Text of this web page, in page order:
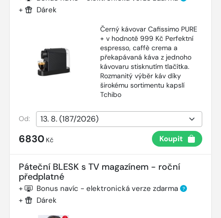
+ Dárek
Černý kávovar Cafissimo PURE
+ v hodnotě 999 Kč Perfektní
espresso, caffè crema a
překapávaná káva z jednoho
kávovaru stisknutím tlačítka.
Rozmanitý výběr káv díky
širokému sortimentu kapslí
Tchibo
Od:
6830 Kč Koupit
Páteční BLESK s TV magazínem - roční
předplatné
+ Bonus navíc - elektronická verze zdarma ?
+ Dárek